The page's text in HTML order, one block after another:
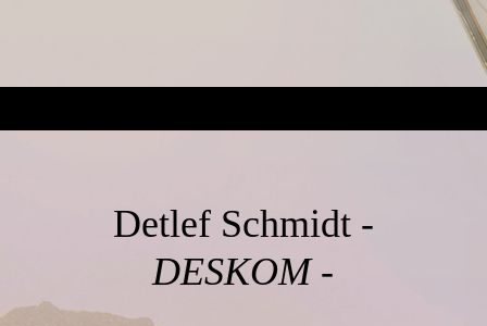
Detlef Schmidt -
DESKOM -